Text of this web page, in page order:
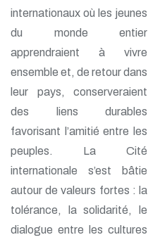
internationaux où les jeunes
du monde entier
apprendraient à vivre
ensemble et, de retour dans
leur pays, conserveraient
des liens durables
favorisant l’amitié entre les
peuples. La Cité
internationale s’est bâtie
autour de valeurs fortes : la
tolérance, la solidarité, le
dialogue entre les cultures